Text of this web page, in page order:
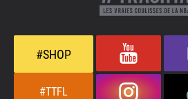
#SHOP
#TTFL